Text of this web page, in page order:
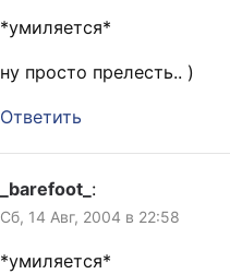
*умиляется*
ну просто прелесть.. )
Ответить
_barefoot_ :
Сб, 14 Авг, 2004 в 22:58
*умиляется*